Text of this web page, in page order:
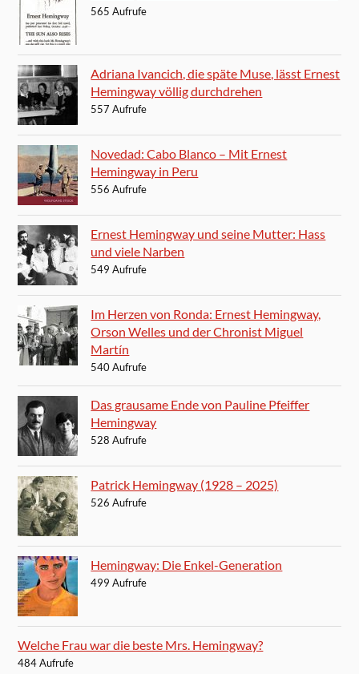
565 Aufrufe
Adriana Ivancich, die späte Muse, lässt Ernest
Hemingway völlig durchdrehen
557 Aufrufe
Novedad: Cabo Blanco – Mit Ernest
Hemingway in Peru
556 Aufrufe
Ernest Hemingway und seine Mutter: Hass
und viele Narben
549 Aufrufe
Im Herzen von Ronda: Ernest Hemingway,
Orson Welles und der Chronist Miguel
Martín
540 Aufrufe
Das grausame Ende von Pauline Pfeiffer
Hemingway
528 Aufrufe
Patrick Hemingway (1928 – 2025)
526 Aufrufe
Hemingway: Die Enkel-Generation
499 Aufrufe
Welche Frau war die beste Mrs. Hemingway?
484 Aufrufe